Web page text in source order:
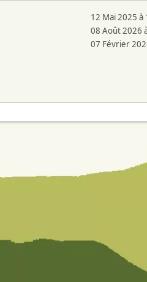
12 Mai 2025 à
08 Août 2026
07 Février